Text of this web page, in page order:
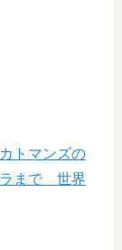
トマンズの
ラまで 世界